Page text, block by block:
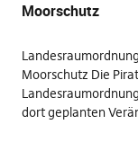
Moorschutz
Moorschutz Die
dort geplanten